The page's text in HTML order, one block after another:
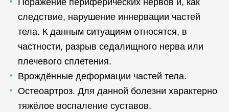
Поражение периферических нервов и, как
следствие, нарушение иннервации частей
тела. К данным ситуациям относятся, в
частности, разрыв седалищного нерва или
плечевого сплетения.
Врождённые деформации частей тела.
Остеоартроз. Для данной болезни характерно
тяжёлое воспаление суставов.